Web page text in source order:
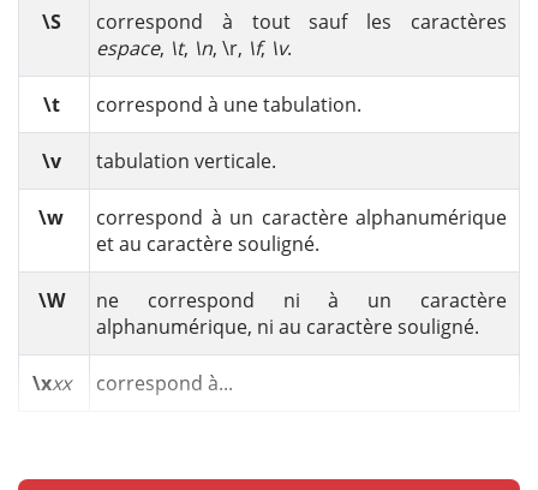
\S
correspond à tout sauf les caractères
espace, \t, \n, \r, \f, \v.
\t correspond à une tabulation.
\v tabulation verticale.
\w
correspond à un caractère alphanumérique
et au caractère souligné.
\W
ne correspond ni à un caractère
alphanumérique, ni au caractère souligné.
\xxx correspond à...